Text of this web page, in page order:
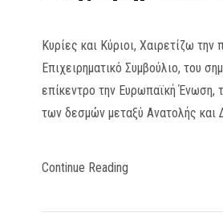
Κυρίες και Κύριοι, Χαιρετίζω
Επιχειρηματικό Συμβούλιο, του
επίκεντρο την Ευρωπαϊκή Ένωση,
των δεσμών μεταξύ Ανατολής και
Continue Reading